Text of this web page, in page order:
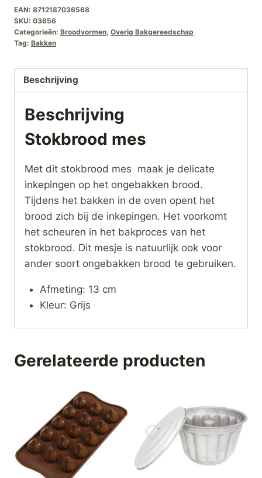
EAN: 8712187036568
SKU: 03656
Categorieën: Broodvormen, Overig Bakgereedschap
Tag: Bakken
Beschrijving
Beschrijving
Stokbrood mes
Met dit stokbrood mes maak je delicate
inkepingen op het ongebakken brood.
Tijdens het bakken in de oven opent het
brood zich bij de inkepingen. Het voorkomt
het scheuren in het bakproces van het
stokbrood. Dit mesje is natuurlijk ook voor
ander soort ongebakken brood te gebruiken.
Afmeting: 13 cm
Kleur: Grijs
Gerelateerde producten